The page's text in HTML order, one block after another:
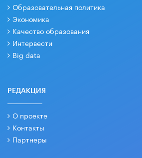
Образовательная политика
Экономика
Качество образования
Интервести
Big data
РЕДАКЦИЯ
О проекте
Контакты
Партнеры